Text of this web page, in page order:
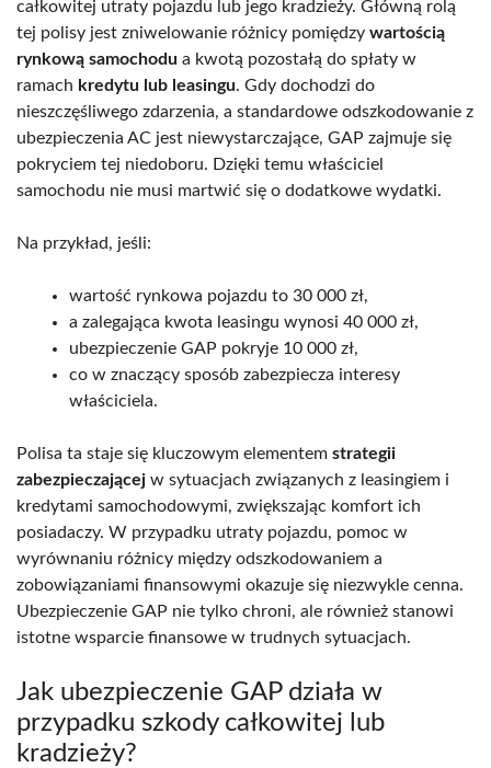
całkowitej utraty pojazdu lub jego kradzieży. Główną rolą
tej polisy jest zniwelowanie różnicy pomiędzy wartością
rynkową samochodu a kwotą pozostałą do spłaty w
ramach kredytu lub leasingu. Gdy dochodzi do
nieszczęśliwego zdarzenia, a standardowe odszkodowanie z
ubezpieczenia AC jest niewystarczające, GAP zajmuje się
pokryciem tej niedoboru. Dzięki temu właściciel
samochodu nie musi martwić się o dodatkowe wydatki.
Na przykład, jeśli:
wartość rynkowa pojazdu to 30 000 zł,
a zalegająca kwota leasingu wynosi 40 000 zł,
ubezpieczenie GAP pokryje 10 000 zł,
co w znaczący sposób zabezpiecza interesy
właściciela.
Polisa ta staje się kluczowym elementem strategii
zabezpieczającej w sytuacjach związanych z leasingiem i
kredytami samochodowymi, zwiększając komfort ich
posiadaczy. W przypadku utraty pojazdu, pomoc w
wyrównaniu różnicy między odszkodowaniem a
zobowiązaniami finansowymi okazuje się niezwykle cenna.
Ubezpieczenie GAP nie tylko chroni, ale również stanowi
istotne wsparcie finansowe w trudnych sytuacjach.
Jak ubezpieczenie GAP działa w
przypadku szkody całkowitej lub
kradzieży?